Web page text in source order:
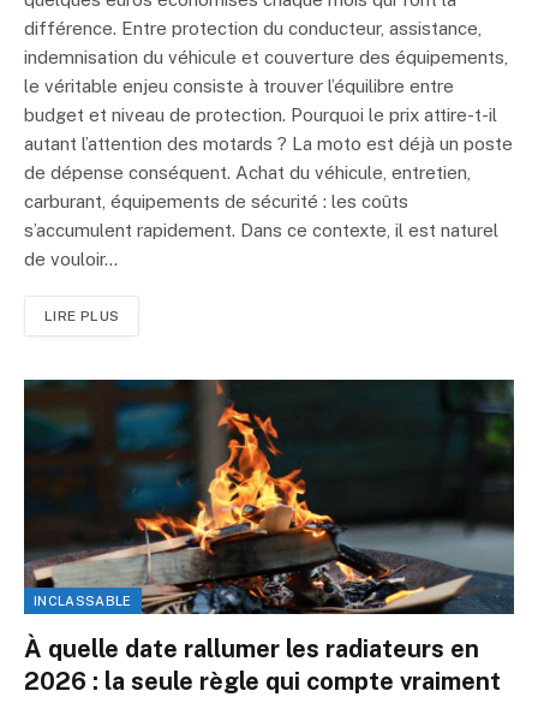
différence. Entre protection du conducteur, assistance,
indemnisation du véhicule et couverture des équipements,
le véritable enjeu consiste à trouver l’équilibre entre
budget et niveau de protection. Pourquoi le prix attire-t-il
autant l’attention des motards ? La moto est déjà un poste
de dépense conséquent. Achat du véhicule, entretien,
carburant, équipements de sécurité : les coûts
s’accumulent rapidement. Dans ce contexte, il est naturel
de vouloir…
LIRE PLUS
INCLASSABLE
À quelle date rallumer les radiateurs en
2026 : la seule règle qui compte vraiment